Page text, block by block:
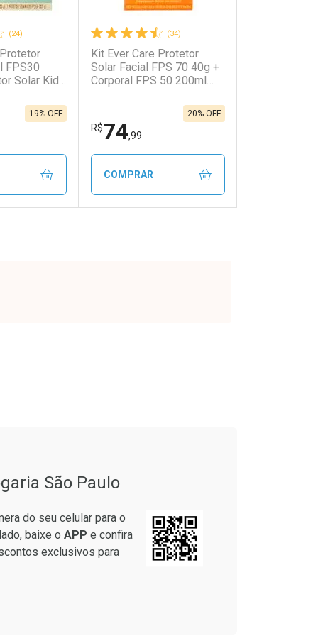
cada
cada
Ativar Desconto
Por R$ 411,88/cada
Por R$ 411,88/cada
(24)
FPS30
Solar Kids
19% OFF
cada
cada
(34)
Kit Ever Care Protetor
Solar Facial FPS 70 40g +
Corporal FPS 50 200ml
R$74,99
20% OFF
COMPRAR
Por R$ 74,99/cada
Por R$ 74,99/cada
São Paulo
do seu celular para o
baixe o APP e confira
exclusivos para